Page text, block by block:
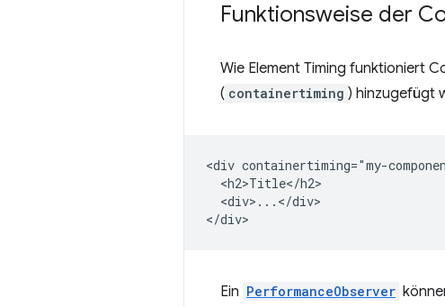
Funktionsweise der
Wie Element Timing funktioniert
( containertiming ) hinzugefügt
<div containertiming="my-
  <h2>Title</h2>
  <div>...</div>
Ein PerformanceObserver